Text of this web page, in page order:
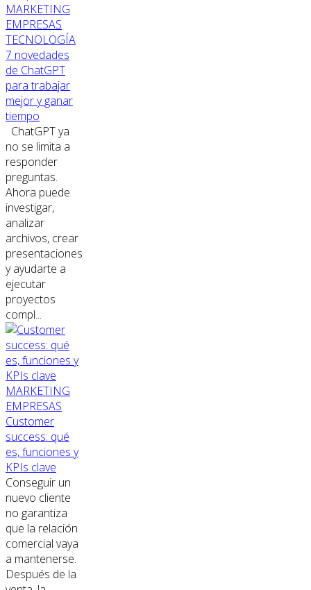
MARKETING
EMPRESAS
TECNOLOGÍA
7 novedades
de ChatGPT
para trabajar
mejor y ganar
tiempo
ChatGPT ya
no se limita a
responder
preguntas.
Ahora puede
investigar,
analizar
archivos, crear
presentaciones
y ayudarte a
ejecutar
proyectos
compl...
MARKETING
EMPRESAS
Customer
success: qué
es, funciones y
KPIs clave
Conseguir un
nuevo cliente
no garantiza
que la relación
comercial vaya
a mantenerse.
Después de la